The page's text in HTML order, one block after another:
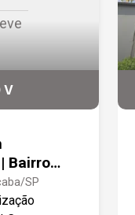
V
Bairro
SP